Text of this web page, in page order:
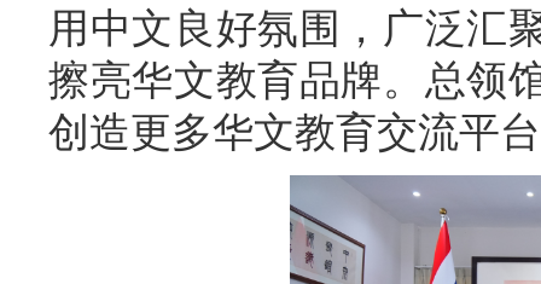
用中文良好氛围，广泛汇
擦亮华文教育品牌。总领
创造更多华文教育交流平